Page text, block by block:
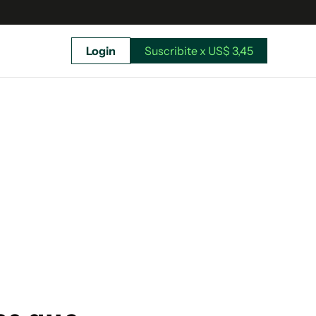
Login Suscribite x US$ 3,45